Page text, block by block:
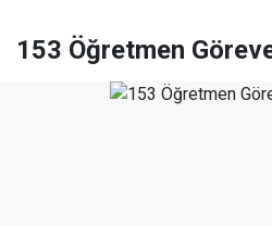
153 Öğretmen